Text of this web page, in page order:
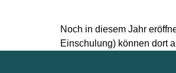
Noch in diesem Jahr
Einschulung) können dort